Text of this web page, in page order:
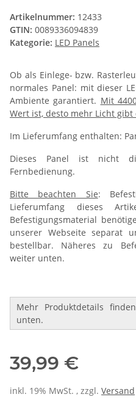
Artikelnummer: 12433
GTIN: 0089336094839
Kategorie: LED Panels
Ob als Einlege- bzw.
normales Panel: mit dieser
Ambiente garantiert. Mit
Wert ist, desto mehr Licht gibt
Im Lieferumfang enthalten:
Dieses Panel ist nicht
Fernbedienung.
Bitte beachten Sie:
Lieferumfang dieses
Befestigungsmaterial
unserer Webseite separat
bestellbar. Näheres zu
weiter unten.
Mehr Produktdetails
unten.
39,99 €
inkl. 19% MwSt. , zzgl. Versand